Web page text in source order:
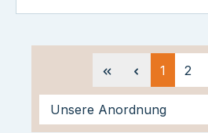
Seite
1 Seite
2